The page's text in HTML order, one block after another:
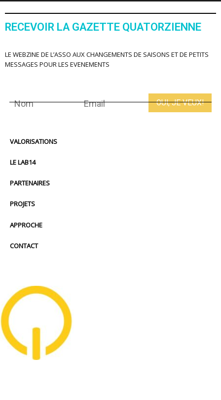
RECEVOIR LA GAZETTE QUATORZIENNE
LE WEBZINE DE L’ASSO AUX CHANGEMENTS DE SAISONS ET DE PETITS
MESSAGES POUR LES EVENEMENTS
VALORISATIONS
LE LAB14
PARTENAIRES
PROJETS
APPROCHE
CONTACT